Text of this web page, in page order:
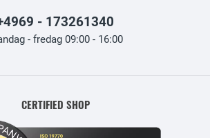
- 173261340
- fredag 09:00 - 16:00
CERTIFIED SHOP